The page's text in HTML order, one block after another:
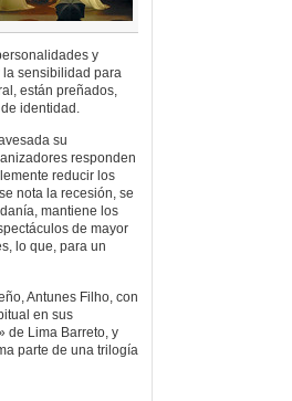
y
sensibilidad para
están preñados,
identidad.
su
responden
reducir los
nota la recesión, se
mantiene los
de mayor
lo que, para un
Antunes Filho, con
en sus
de Lima Barreto, y
parte de una trilogía